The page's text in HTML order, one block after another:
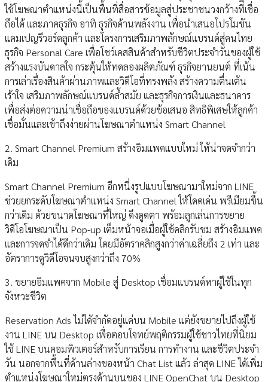
ใช้โฆษณาตำแหน่งนี้เป็นพื้นที่สื่อสารข้อมูลสู่ประชาชนวงกว้างที่เชื่อ
ถือได้ และภาคธุรกิจ อาทิ ธุรกิจด้านพลังงาน เพื่อนำเสนอโปรโมชัน
แคมเปญรีวอร์ดลูกค้า และโครงการเสริมภาพลักษณ์แบรนด์สู่คนไทย
ธุรกิจ Personal Care เพื่อโชว์เคสสินค้าสำหรับชีวิตประจำวันของผู้ใช้
สร้างแรงบันดาลใจ กระตุ้นให้ทดลองผลิตภัณฑ์ ธุรกิจยานยนต์ ที่เน้น
การเล่าเรื่องสินค้าผ่านภาพและวิดีโอที่ทรงพลัง สร้างความตื่นเต้น
เร้าใจ เสริมภาพลักษณ์แบรนด์ล้ำสมัย และธุรกิจการเงินและธนาคาร
เพื่อส่งต่อความน่าเชื่อถือของแบรนด์ด้วยข้อเสนอ สิทธิพิเศษให้ลูกค้า
เชื่อมั่นและเข้าถึงง่ายผ่านโฆษณาตำแหน่ง Smart Channel
2. Smart Channel Premium สร้างอิมแพคแบบใหม่ ให้น่าจดจำกว่า
เดิม
Smart Channel Premium อีกหนึ่งรูปแบบโฆษณามาใหม่จาก LINE
ช่วยยกระดับโฆษณาตำแหน่ง Smart Channel ให้โดดเด่น พรีเมียมขึ้น
กว่าเดิม ด้วยขนาดโฆษณาที่ใหญ่ ดึงดูดตา พร้อมลูกเล่นการขยาย
วิดีโอโฆษณาเป็น Pop-up เต็มหน้าจอเมื่อผู้ใช้คลิกรับชม สร้างอิมแพค
และการจดจำได้ดีกว่าเดิม โดยมีอัตราคลิกสูงกว่าค่าเฉลี่ยถึง 2 เท่า และ
อัตราการดูวิดีโอจนจบสูงกว่าถึง 70%
3. ขยายอิมแพคจาก Mobile สู่ Desktop เชื่อมแบรนด์หาผู้ใช้ในทุก
จังหวะชีวิต
Reservation Ads ไม่ได้จำกัดอยู่แค่บน Mobile แต่ยังขยายไปถึงผู้ใช้
งาน LINE บน Desktop เพื่อตอบโจทย์พฤติกรรมผู้ใช้ชาวไทยที่นิยม
ใช้ LINE บนคอมพิวเตอร์สำหรับการเรียน การทำงาน และชีวิตประจำ
วัน นอกจากพื้นที่ด้านล่างของหน้า Chat List แล้ว ล่าสุด LINE ได้เพิ่ม
ตำแหน่งโฆษณาใหม่ตรงด้านบนของ LINE OpenChat บน Desktop